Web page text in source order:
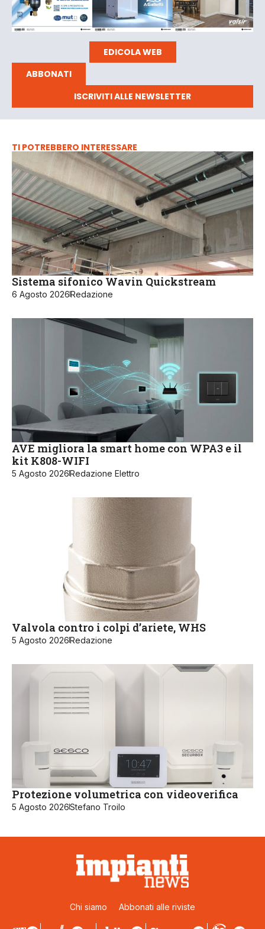
EDICOLA WEB
ABBONATI
ISCRIVITI ALLE NEWSLETTER
TI POTREBBERO INTERESSARE
Sistema sifonico Wavin Quickstream
6 Agosto 2026Redazione
AVE migliora la smart home con WPA3 e il
kit K808-WIFI
5 Agosto 2026Redazione Elettro
Valvola contro i colpi d’ariete, WHS
5 Agosto 2026Redazione
Protezione volumetrica con videoverifica
5 Agosto 2026Stefano Troilo
Chi siamo Abbonati alle riviste